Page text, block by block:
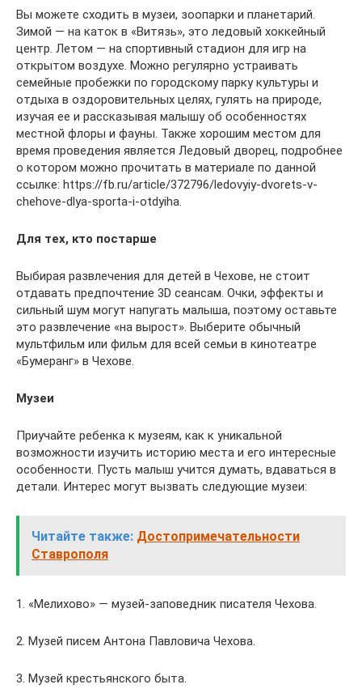
Вы можете сходить в музеи, зоопарки и планетарий.
Зимой — на каток в «Витязь», это ледовый хоккейный
центр. Летом — на спортивный стадион для игр на
открытом воздухе. Можно регулярно устраивать
семейные пробежки по городскому парку культуры и
отдыха в оздоровительных целях, гулять на природе,
изучая ее и рассказывая малышу об особенностях
местной флоры и фауны. Также хорошим местом для
время проведения является Ледовый дворец, подробнее
о котором можно прочитать в материале по данной
ссылке: https://fb.ru/article/372796/ledovyiy-dvorets-v-
chehove-dlya-sporta-i-otdyiha.
Для тех, кто постарше
Выбирая развлечения для детей в Чехове, не стоит
отдавать предпочтение 3D сеансам. Очки, эффекты и
сильный шум могут напугать малыша, поэтому оставьте
это развлечение «на вырост». Выберите обычный
мультфильм или фильм для всей семьи в кинотеатре
«Бумеранг» в Чехове.
Музеи
Приучайте ребенка к музеям, как к уникальной
возможности изучить историю места и его интересные
особенности. Пусть малыш учится думать, вдаваться в
детали. Интерес могут вызвать следующие музеи:
Читайте также: Достопримечательности
Ставрополя
1. «Мелихово» — музей-заповедник писателя Чехова.
2. Музей писем Антона Павловича Чехова.
3. Музей крестьянского быта.